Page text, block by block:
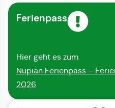
Ferienpass
Hier geht es zum
Nupian Ferienpass –
2026